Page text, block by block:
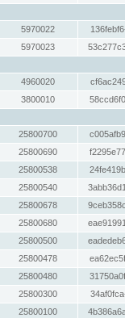
5970022
5970023
4960020
3800010
25800700
25800690
25800538
25800540
25800678
25800680
25800500
25800478
25800480
25800300
25800100